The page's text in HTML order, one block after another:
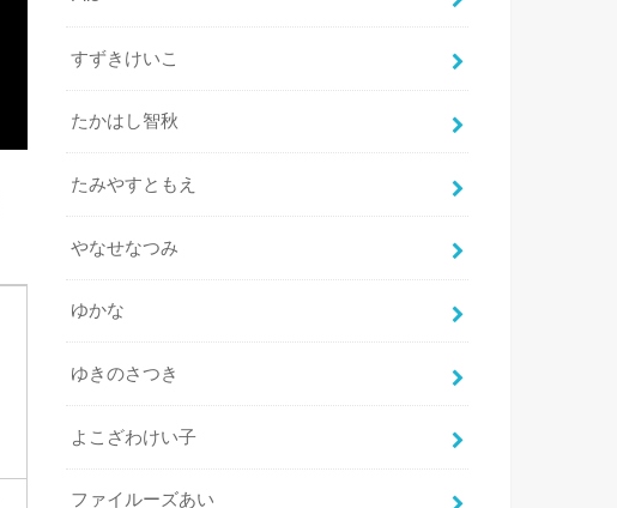
すずきけいこ
たかはし智秋
たみやすともえ
やなせなつみ
ゆかな
ゆきのさつき
よこざわけい子
ファイルーズあい